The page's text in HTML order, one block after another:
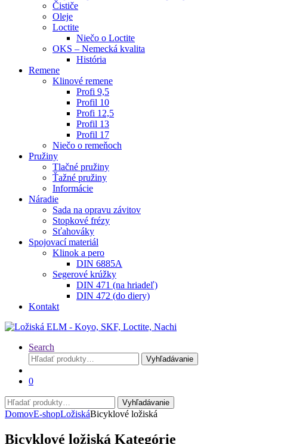
Čističe
Oleje
Loctite
Niečo o Loctite
OKS – Nemecká kvalita
História
Remene
Klinové remene
Profi 9,5
Profil 10
Profi 12,5
Profil 13
Profil 17
Niečo o remeňoch
Pružiny
Tlačné pružiny
Ťažné pružiny
Informácie
Náradie
Sada na opravu závitov
Stopkové frézy
Sťahováky
Spojovací materiál
Klinok a pero
DIN 6885A
Segerové krúžky
DIN 471 (na hriadeľ)
DIN 472 (do diery)
Kontakt
Search
Hľadať:
Vyhľadávanie
0
Hľadať:
Vyhľadávanie
DomovE-shopLožiskáBicyklové ložiská
Bicyklové ložiská Kategórie